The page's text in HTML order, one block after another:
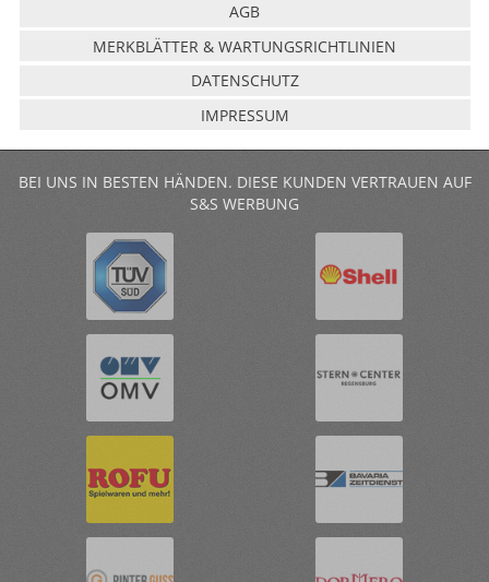
AGB
MERKBLÄTTER & WARTUNGSRICHTLINIEN
DATENSCHUTZ
IMPRESSUM
BEI UNS IN BESTEN HÄNDEN. DIESE KUNDEN VERTRAUEN AUF
S&S WERBUNG